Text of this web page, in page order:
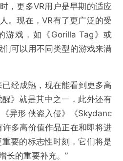
，更多VR用户是早期的适应
。现在，VR有了更广泛的受
游戏，如《Gorilla Tag》或
们可以用不同类型的游戏来满
经成熟，现在能看到更多高
》就是其中之一，此外还有
《异形 侠盗入侵》《Skydanc
多高价值作品正在和即将进
要的标志性时刻，它们将是
长的重要补充。”